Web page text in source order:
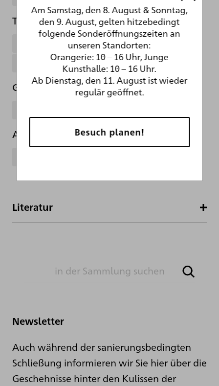
Technik
Feder in Schwarz
braun laviert
schwarzer Stift
Feder in Braun
Gattung
Abteilung
Literatur
Newsletter
Auch während der sanierungsbedingten
Schließung informieren wir Sie hier über die
Geschehnisse hinter den Kulissen der
Am Samstag, den 8. August & Sonntag,
den 9. August, gelten hitzebedingt
folgende Sonderöffnungszeiten an
unseren Standorten:
Orangerie: 10 – 16 Uhr, Junge
Kunsthalle: 10 – 16 Uhr.
Ab Dienstag, den 11. August ist wieder
regulär geöffnet.
Besuch planen!